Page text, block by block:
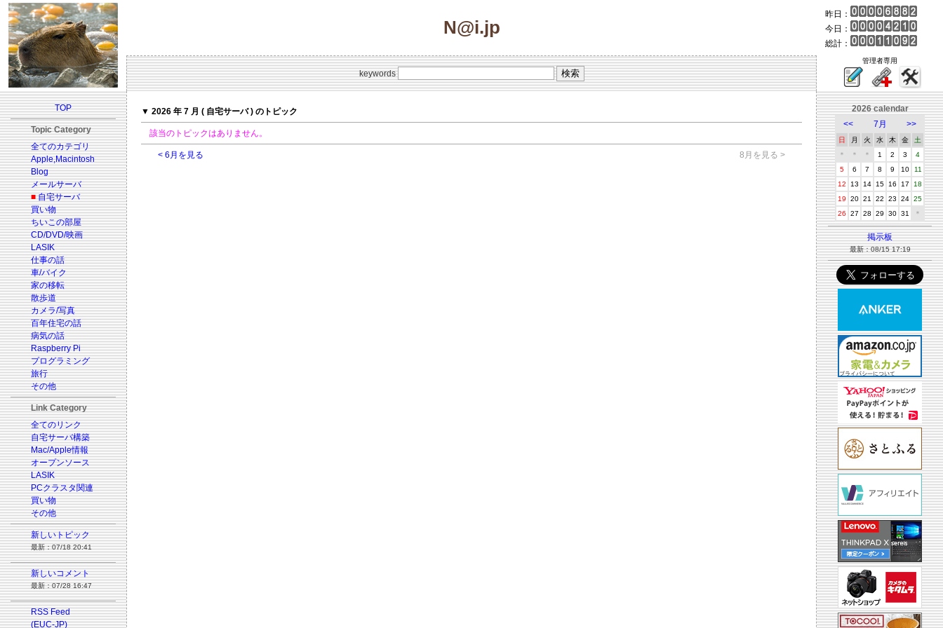
N@i.jp
昨日：
今日：
総計：
keywords
管理者専用
TOP
Topic Category
全てのカテゴリ
Apple,Macintosh
Blog
メールサーバ
■ 自宅サーバ
買い物
ちいこの部屋
CD/DVD/映画
LASIK
仕事の話
車/バイク
家の移転
散歩道
カメラ/写真
百年住宅の話
病気の話
Raspberry Pi
プログラミング
旅行
その他
Link Category
全てのリンク
自宅サーバ構築
Mac/Apple情報
オープンソース
LASIK
PCクラスタ関連
買い物
その他
新しいトピック
最新：07/18 20:41
新しいコメント
最新：07/28 16:47
RSS Feed
(EUC-JP)
▼ 2026 年 7 月 ( 自宅サーバ ) のトピック
該当のトピックはありません。
< 6月を見る 8月を見る >
2026 calendar
<<
7月 >>
日 月 火 水 木 金
土
＊
＊ ＊ 1 2 3
4
5
6 7 8 9 10
11
12
13 14 15 16 17
18
19
20 21 22 23 24 25
26
27 28 29 30 31 ＊
掲示板
最新：08/15 17:19